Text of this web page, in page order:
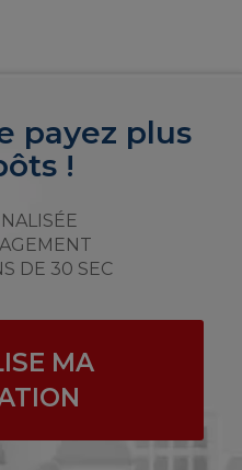
payez plus
!
DE 30 SEC
MA